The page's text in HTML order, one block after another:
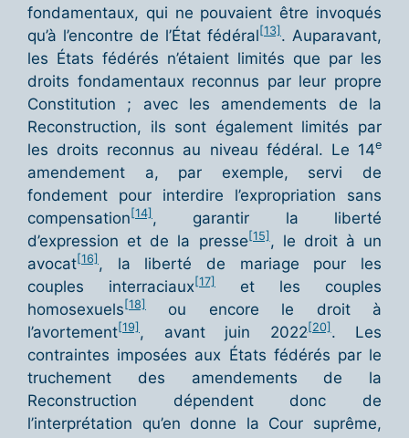
fondamentaux, qui ne pouvaient être invoqués
qu’à l’encontre de l’État fédéral[13] . Auparavant,
les États fédérés n’étaient limités que par les
droits fondamentaux reconnus par leur propre
Constitution ; avec les amendements de la
Reconstruction, ils sont également limités par
les droits reconnus au niveau fédéral. Le 14e
amendement a, par exemple, servi de
fondement pour interdire l’expropriation sans
compensation[14] , garantir la liberté
d’expression et de la presse[15], le droit à un
avocat[16] , la liberté de mariage pour les
couples interraciaux[17]
et les couples
homosexuels[18]
ou encore le droit à
l’avortement[19] , avant juin 2022[20]. Les
contraintes imposées aux États fédérés par le
truchement des amendements de la
Reconstruction dépendent donc de
l’interprétation qu’en donne la Cour suprême,